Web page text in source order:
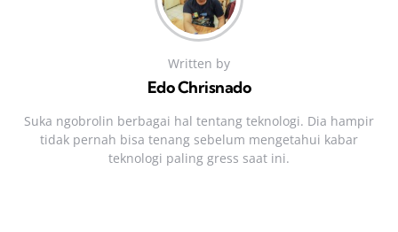
Written by
Edo Chrisnado
Suka ngobrolin berbagai hal tentang teknologi. Dia hampir
tidak pernah bisa tenang sebelum mengetahui kabar
teknologi paling gress saat ini.